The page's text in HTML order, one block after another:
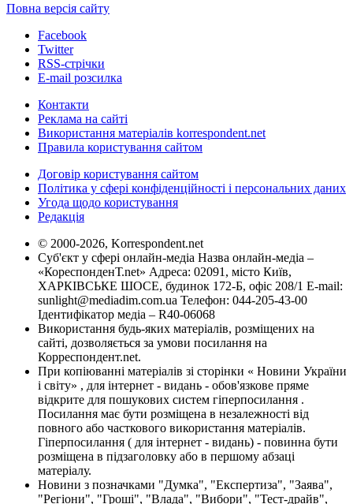
Повна версія сайту
Facebook
Twitter
RSS-стрічки
E-mail розсилка
Контакти
Реклама на сайті
Використання матеріалів korrespondent.net
Правила користування сайтом
Договір користування сайтом
Політика у сфері конфіденційності і персональних даних
Угода щодо користування
Редакція
© 2000-2026, Korrespondent.net
Суб'єкт у сфері онлайн-медіа Назва онлайн-медіа –
«КореспонденТ.net» Адреса: 02091, місто Київ,
ХАРКІВСЬКЕ ШОСЕ, будинок 172-Б, офіс 208/1 E-mail:
sunlight@mediadim.com.ua Телефон: 044-205-43-00
Ідентифікатор медіа – R40-06068
Використання будь-яких матеріалів, розміщених на
сайті, дозволяється за умови посилання на
Корреспондент.net.
При копіюванні матеріалів зі сторінки « Новини України
і світу» , для інтернет - видань - обов'язкове пряме
відкрите для пошукових систем гіперпосилання .
Посилання має бути розміщена в незалежності від
повного або часткового використання матеріалів.
Гіперпосилання ( для інтернет - видань) - повинна бути
розміщена в підзаголовку або в першому абзаці
матеріалу.
Новини з позначками "Думка", "Експертиза", "Заява",
"Регіони", "Гроші", "Влада", "Вибори", "Тест-драйв",